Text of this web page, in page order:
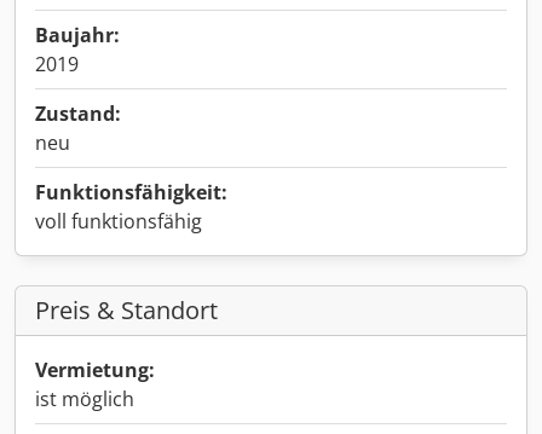
Baujahr:
2019
Zustand:
neu
Funktionsfähigkeit:
voll funktionsfähig
Preis & Standort
Vermietung:
ist möglich